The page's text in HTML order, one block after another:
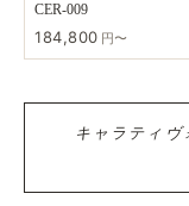
CER-009
184,800 円〜
キャラティヴ